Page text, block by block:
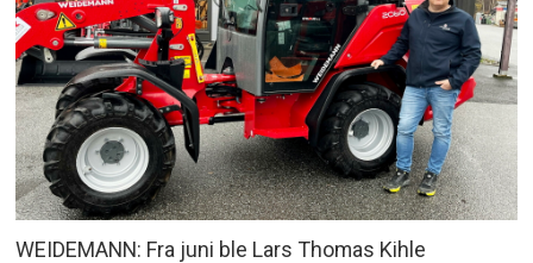
WEIDEMANN: Fra juni ble Lars Thomas Kihle